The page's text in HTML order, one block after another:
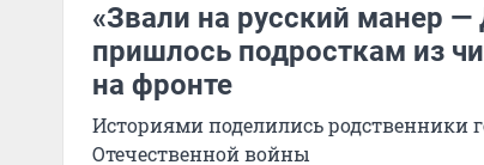
«Звали на русский манер
пришлось подросткам из
на фронте
Историями поделились родственники
Отечественной войны